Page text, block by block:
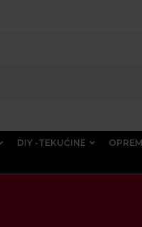
DIY -TEKUĆINE